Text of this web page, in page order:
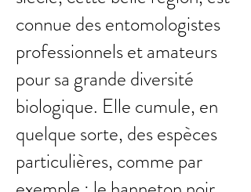
connue des entomologistes
professionnels et amateurs
pour sa grande diversité
biologique. Elle cumule, en
quelque sorte, des espèces
particulières, comme par